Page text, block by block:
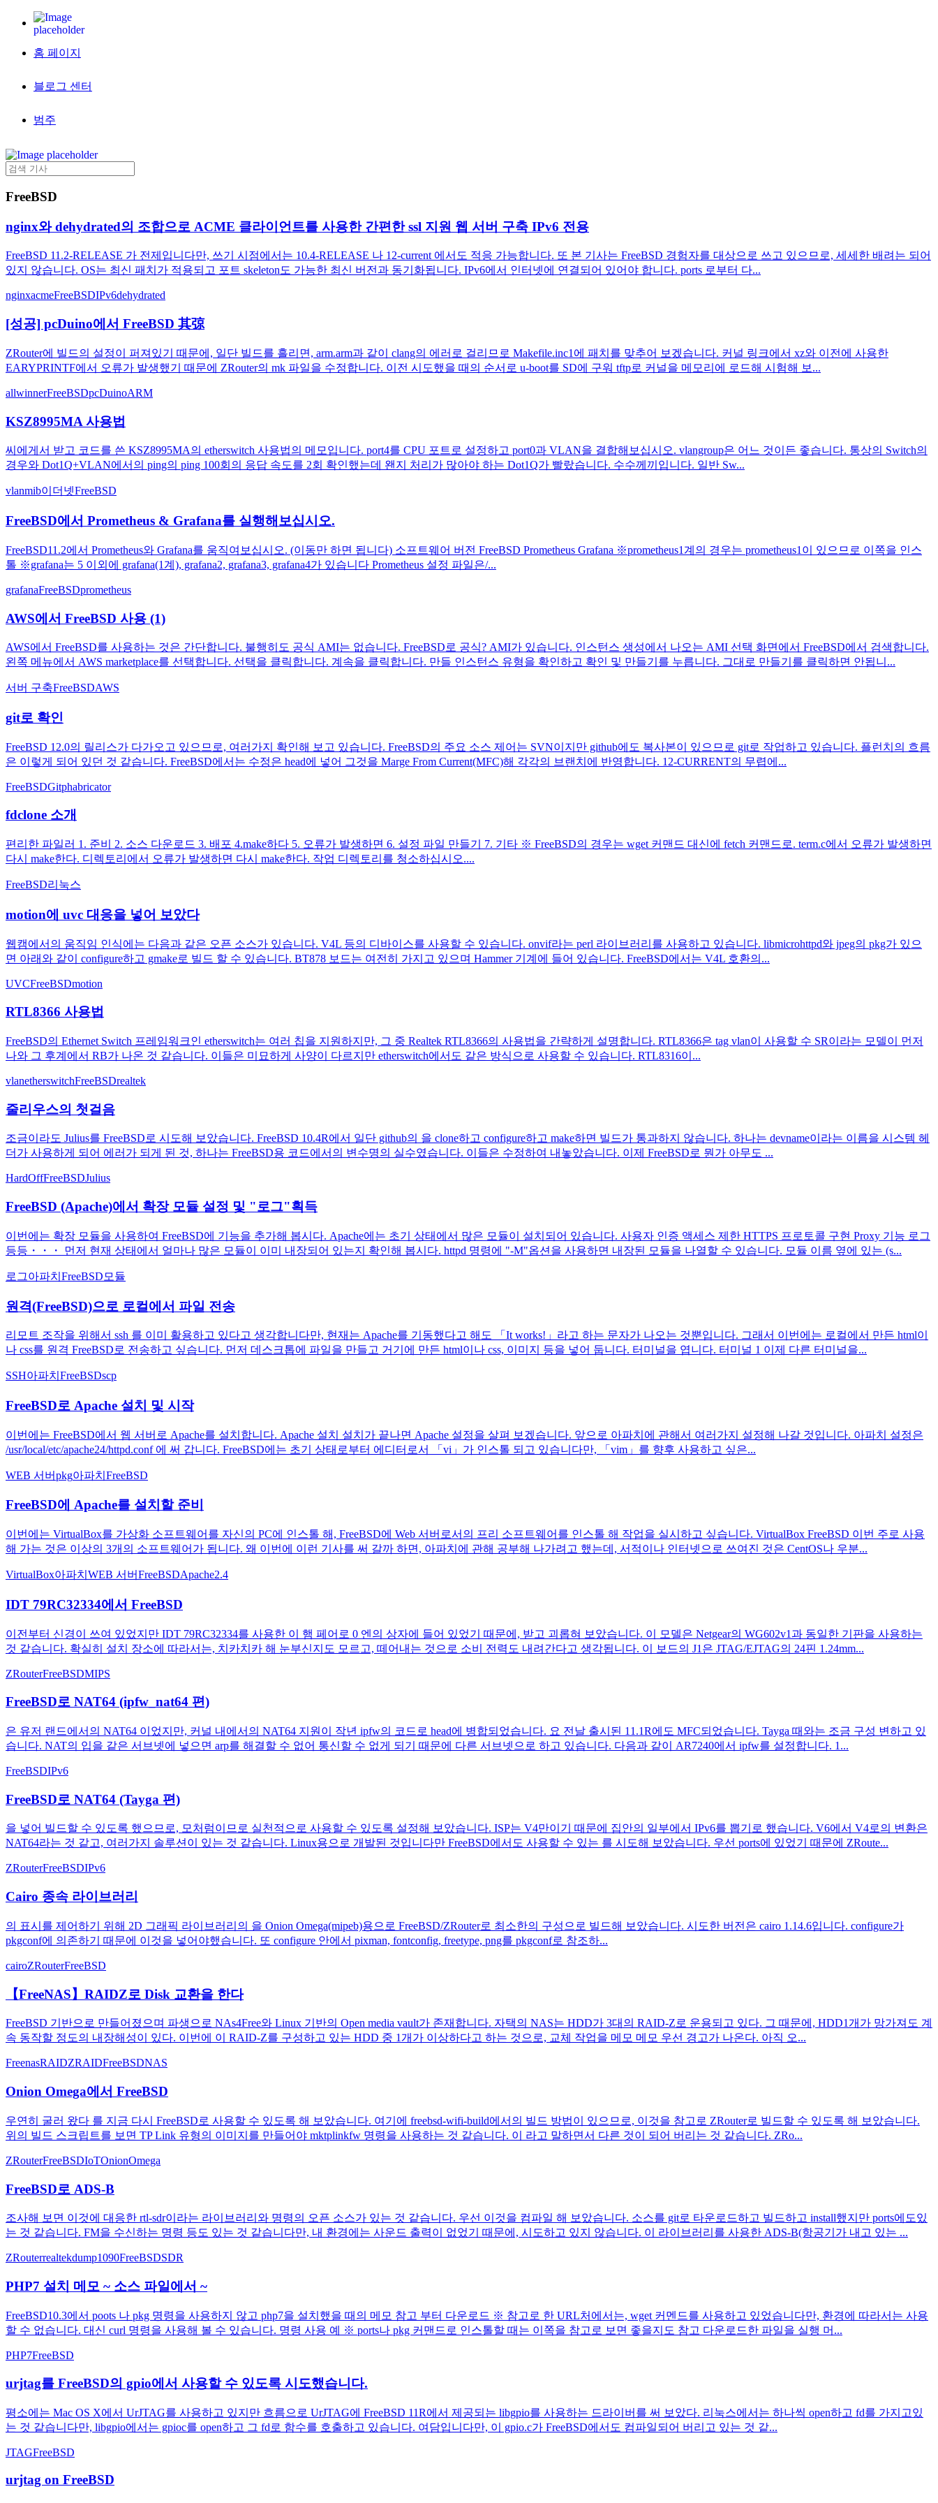
홈 페이지
블로그 센터
범주
FreeBSD
nginx와 dehydrated의 조합으로 ACME 클라이언트를 사용한 간편한 ssl 지원 웹 서버 구축 IPv6 전용
FreeBSD 11.2-RELEASE 가 전제입니다만, 쓰기 시점에서는 10.4-RELEASE 나 12-current 에서도 적응 가능합니다. 또 본 기사는 FreeBSD 경험자를 대상으로 쓰고 있으므로, 세세한 배려는 되어
있지 않습니다. OS는 최신 패치가 적용되고 포트 skeleton도 가능한 최신 버전과 동기화됩니다. IPv6에서 인터넷에 연결되어 있어야 합니다. ports 로부터 다...
nginxacmeFreeBSDIPv6dehydrated
[성공] pcDuino에서 FreeBSD 其弶
ZRouter에 빌드의 설정이 퍼져있기 때문에, 일단 빌드를 흘리면, arm.arm과 같이 clang의 에러로 걸리므로 Makefile.inc1에 패치를 맞추어 보겠습니다. 커널 링크에서 xz와 이전에 사용한
EARYPRINTF에서 오류가 발생했기 때문에 ZRouter의 mk 파일을 수정합니다. 이전 시도했을 때의 순서로 u-boot를 SD에 구워 tftp로 커널을 메모리에 로드해 시험해 보...
allwinnerFreeBSDpcDuinoARM
KSZ8995MA 사용법
씨에게서 받고 코드를 쓴 KSZ8995MA의 etherswitch 사용법의 메모입니다. port4를 CPU 포트로 설정하고 port0과 VLAN을 결합해보십시오. vlangroup은 어느 것이든 좋습니다. 통상의 Switch의
경우와 Dot1Q+VLAN에서의 ping의 ping 100회의 응답 속도를 2회 확인했는데 왠지 처리가 많아야 하는 Dot1Q가 빨랐습니다. 수수께끼입니다. 일반 Sw...
vlanmib이더넷FreeBSD
FreeBSD에서 Prometheus & Grafana를 실행해보십시오.
FreeBSD11.2에서 Prometheus와 Grafana를 움직여보십시오. (이동만 하면 됩니다) 소프트웨어 버전 FreeBSD Prometheus Grafana ※prometheus1계의 경우는 prometheus1이 있으므로 이쪽을 인스
톨 ※grafana는 5 이외에 grafana(1계), grafana2, grafana3, grafana4가 있습니다 Prometheus 설정 파일은/...
grafanaFreeBSDprometheus
AWS에서 FreeBSD 사용 (1)
AWS에서 FreeBSD를 사용하는 것은 간단합니다. 불행히도 공식 AMI는 없습니다. FreeBSD로 공식? AMI가 있습니다. 인스턴스 생성에서 나오는 AMI 선택 화면에서 FreeBSD에서 검색합니다.
왼쪽 메뉴에서 AWS marketplace를 선택합니다. 선택을 클릭합니다. 계속을 클릭합니다. 만들 인스턴스 유형을 확인하고 확인 및 만들기를 누릅니다. 그대로 만들기를 클릭하면 안됩니...
서버 구축FreeBSDAWS
git로 확인
FreeBSD 12.0의 릴리스가 다가오고 있으므로, 여러가지 확인해 보고 있습니다. FreeBSD의 주요 소스 제어는 SVN이지만 github에도 복사본이 있으므로 git로 작업하고 있습니다. 플런치의 흐름
은 이렇게 되어 있던 것 같습니다. FreeBSD에서는 수정은 head에 넣어 그것을 Marge From Current(MFC)해 각각의 브랜치에 반영합니다. 12-CURRENT의 무렵에...
FreeBSDGitphabricator
fdclone 소개
편리한 파일러 1. 준비 2. 소스 다운로드 3. 배포 4.make하다 5. 오류가 발생하면 6. 설정 파일 만들기 7. 기타 ※ FreeBSD의 경우는 wget 커맨드 대신에 fetch 커맨드로. term.c에서 오류가 발생하면
다시 make한다. 디렉토리에서 오류가 발생하면 다시 make한다. 작업 디렉토리를 청소하십시오....
FreeBSD리눅스
motion에 uvc 대응을 넣어 보았다
웹캠에서의 움직임 인식에는 다음과 같은 오픈 소스가 있습니다. V4L 등의 디바이스를 사용할 수 있습니다. onvif라는 perl 라이브러리를 사용하고 있습니다. libmicrohttpd와 jpeg의 pkg가 있으
면 아래와 같이 configure하고 gmake로 빌드 할 수 있습니다. BT878 보드는 여전히 가지고 있으며 Hammer 기계에 들어 있습니다. FreeBSD에서는 V4L 호환의...
UVCFreeBSDmotion
RTL8366 사용법
FreeBSD의 Ethernet Switch 프레임워크인 etherswitch는 여러 칩을 지원하지만, 그 중 Realtek RTL8366의 사용법을 간략하게 설명합니다. RTL8366은 tag vlan이 사용할 수 SR이라는 모델이 먼저
나와 그 후계에서 RB가 나온 것 같습니다. 이들은 미묘하게 사양이 다르지만 etherswitch에서도 같은 방식으로 사용할 수 있습니다. RTL8316이...
vlanetherswitchFreeBSDrealtek
줄리우스의 첫걸음
조금이라도 Julius를 FreeBSD로 시도해 보았습니다. FreeBSD 10.4R에서 일단 github의 을 clone하고 configure하고 make하면 빌드가 통과하지 않습니다. 하나는 devname이라는 이름을 시스템 헤
더가 사용하게 되어 에러가 되게 된 것, 하나는 FreeBSD용 코드에서의 변수명의 실수였습니다. 이들은 수정하여 내놓았습니다. 이제 FreeBSD로 뭔가 아무도 ...
HardOffFreeBSDJulius
FreeBSD (Apache)에서 확장 모듈 설정 및 "로그"획득
이번에는 확장 모듈을 사용하여 FreeBSD에 기능을 추가해 봅시다. Apache에는 초기 상태에서 많은 모듈이 설치되어 있습니다. 사용자 인증 액세스 제한 HTTPS 프로토콜 구현 Proxy 기능 로그
등등・・・ 먼저 현재 상태에서 얼마나 많은 모듈이 이미 내장되어 있는지 확인해 봅시다. httpd 명령에 "-M"옵션을 사용하면 내장된 모듈을 나열할 수 있습니다. 모듈 이름 옆에 있는 (s...
로그아파치 FreeBSD 모듈
원격(FreeBSD)으로 로컬에서 파일 전송
리모트 조작을 위해서 ssh 를 이미 활용하고 있다고 생각합니다만, 현재는 Apache를 기동했다고 해도 「It works!」라고 하는 문자가 나오는 것뿐입니다. 그래서 이번에는 로컬에서 만든 html이
나 css를 원격 FreeBSD로 전송하고 싶습니다. 먼저 데스크톱에 파일을 만들고 거기에 만든 html이나 css, 이미지 등을 넣어 둡니다. 터미널을 엽니다. 터미널 1 이제 다른 터미널을...
SSH아파치 FreeBSDscp
FreeBSD로 Apache 설치 및 시작
이번에는 FreeBSD에서 웹 서버로 Apache를 설치합니다. Apache 설치 설치가 끝나면 Apache 설정을 살펴 보겠습니다. 앞으로 아파치에 관해서 여러가지 설정해 나갈 것입니다. 아파치 설정은
/usr/local/etc/apache24/httpd.conf 에 써 갑니다. FreeBSD에는 초기 상태로부터 에디터로서 「vi」가 인스톨 되고 있습니다만, 「vim」를 향후 사용하고 싶은...
WEB 서버pkg아파치 FreeBSD
FreeBSD에 Apache를 설치할 준비
이번에는 VirtualBox를 가상화 소프트웨어를 자신의 PC에 인스톨 해, FreeBSD에 Web 서버로서의 프리 소프트웨어를 인스톨 해 작업을 실시하고 싶습니다. VirtualBox FreeBSD 이번 주로 사용
해 가는 것은 이상의 3개의 소프트웨어가 됩니다. 왜 이번에 이런 기사를 써 갈까 하면, 아파치에 관해 공부해 나가려고 했는데, 서적이나 인터넷으로 쓰여진 것은 CentOS나 우분...
VirtualBox아파치 WEB 서버FreeBSDApache2.4
IDT 79RC32334에서 FreeBSD
이전부터 신경이 쓰여 있었지만 IDT 79RC32334를 사용한 이 햄 페어로 0 엔의 상자에 들어 있었기 때문에, 받고 괴롭혀 보았습니다. 이 모델은 Netgear의 WG602v1과 동일한 기판을 사용하는
것 같습니다. 확실히 설치 장소에 따라서는, 치카치카 해 눈부신지도 모르고, 떼어내는 것으로 소비 전력도 내려간다고 생각됩니다. 이 보드의 J1은 JTAG/EJTAG의 24핀 1.24mm...
ZRouterFreeBSDMIPS
FreeBSD로 NAT64 (ipfw_nat64 편)
은 유저 랜드에서의 NAT64 이었지만, 커널 내에서의 NAT64 지원이 작년 ipfw의 코드로 head에 병합되었습니다. 요 전날 출시된 11.1R에도 MFC되었습니다. Tayga 때와는 조금 구성 변하고 있
습니다. NAT의 입을 같은 서브넷에 넣으면 arp를 해결할 수 없어 통신할 수 없게 되기 때문에 다른 서브넷으로 하고 있습니다. 다음과 같이 AR7240에서 ipfw를 설정합니다. 1...
FreeBSDIPv6
FreeBSD로 NAT64 (Tayga 편)
을 넣어 빌드할 수 있도록 했으므로, 모처럼이므로 실천적으로 사용할 수 있도록 설정해 보았습니다. ISP는 V4만이기 때문에 집안의 일부에서 IPv6를 뽑기로 했습니다. V6에서 V4로의 변환은
NAT64라는 것 같고, 여러가지 솔루션이 있는 것 같습니다. Linux용으로 개발된 것입니다만 FreeBSD에서도 사용할 수 있는 를 시도해 보았습니다. 우선 ports에 있었기 때문에 ZRoute...
ZRouterFreeBSDIPv6
Cairo 종속 라이브러리
의 표시를 제어하기 위해 2D 그래픽 라이브러리의 을 Onion Omega(mipeb)용으로 FreeBSD/ZRouter로 최소한의 구성으로 빌드해 보았습니다. 시도한 버전은 cairo 1.14.6입니다. configure가
pkgconf에 의존하기 때문에 이것을 넣어야했습니다. 또 configure 안에서 pixman, fontconfig, freetype, png를 pkgconf로 참조하...
cairoZRouterFreeBSD
【FreeNAS】RAIDZ로 Disk 교환을 한다
FreeBSD 기반으로 만들어졌으며 파생으로 NAs4Free와 Linux 기반의 Open media vault가 존재합니다. 자택의 NAS는 HDD가 3대의 RAID-Z로 운용되고 있다. 그 때문에, HDD1개가 망가져도 계
속 동작할 정도의 내장해성이 있다. 이번에 이 RAID-Z를 구성하고 있는 HDD 중 1개가 이상하다고 하는 것으로, 교체 작업을 메모 메모 우선 경고가 나온다. 아직 오...
FreenasRAIDZRAIDFreeBSDNAS
Onion Omega에서 FreeBSD
우연히 굴러 왔다 를 지금 다시 FreeBSD로 사용할 수 있도록 해 보았습니다. 여기에 freebsd-wifi-build에서의 빌드 방법이 있으므로, 이것을 참고로 ZRouter로 빌드할 수 있도록 해 보았습니다.
위의 빌드 스크립트를 보면 TP Link 유형의 이미지를 만들어야 mktplinkfw 명령을 사용하는 것 같습니다. 이 라고 말하면서 다른 것이 되어 버리는 것 같습니다. ZRo...
ZRouterFreeBSDIoTOnionOmega
FreeBSD로 ADS-B
조사해 보면 이것에 대응한 rtl-sdr이라는 라이브러리와 명령의 오픈 소스가 있는 것 같습니다. 우선 이것을 컴파일 해 보았습니다. 소스를 git로 타운로드하고 빌드하고 install했지만 ports에도있
는 것 같습니다. FM을 수신하는 명령 등도 있는 것 같습니다만, 내 환경에는 사운드 출력이 없었기 때문에, 시도하고 있지 않습니다. 이 라이브러리를 사용한 ADS-B(항공기가 내고 있는 ...
ZRouterrealtekdump1090FreeBSDSDR
PHP7 설치 메모 ~ 소스 파일에서 ~
FreeBSD10.3에서 poots 나 pkg 명령을 사용하지 않고 php7을 설치했을 때의 메모 참고 부터 다운로드 ※ 참고로 한 URL처에서는, wget 커멘드를 사용하고 있었습니다만, 환경에 따라서는 사용
할 수 없습니다. 대신 curl 명령을 사용해 볼 수 있습니다. 명령 사용 예 ※ ports나 pkg 커맨드로 인스톨할 때는 이쪽을 참고로 보면 좋을지도 참고 다운로드한 파일을 실행 머...
PHP7FreeBSD
urjtag를 FreeBSD의 gpio에서 사용할 수 있도록 시도했습니다.
평소에는 Mac OS X에서 UrJTAG를 사용하고 있지만 흐름으로 UrJTAG에 FreeBSD 11R에서 제공되는 libgpio를 사용하는 드라이버를 써 보았다. 리눅스에서는 하나씩 open하고 fd를 가지고있
는 것 같습니다만, libgpio에서는 gpioc를 open하고 그 fd로 함수를 호출하고 있습니다. 여담입니다만, 이 gpio.c가 FreeBSD에서도 컴파일되어 버리고 있는 것 같...
JTAGFreeBSD
urjtag on FreeBSD